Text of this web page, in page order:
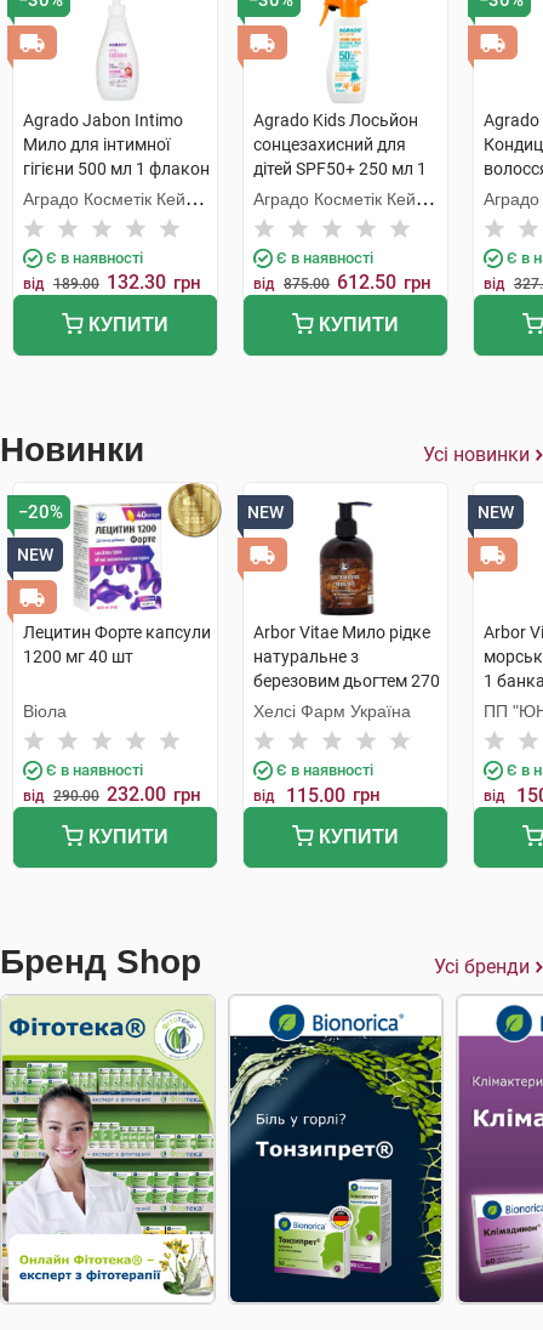
Agrado Jabon Intimo
Мило для інтимної
гігієни 500 мл 1 флакон
Аградо Косметік Кейр
3000 С.Л.У.
Є в наявності
від 189.00 132.30 грн
КУПИТИ
Agrado Kids Лосьйон
сонцезахисний для
дітей SPF50+ 250 мл 1
флакон
Аградо Косметік Кейр
3000 С.Л.У.
Є в наявності
від 875.00 612.50 грн
КУПИТИ
Agrado
900
Аградо
3000
Є в
від
Новинки Усі новинки
−20%
NEW
Лецитин Форте капсули
1200 мг 40 шт
Віола
Є в наявності
від 290.00 232.00 грн
КУПИТИ
NEW
Arbor Vitae Мило рідке
натуральне з
березовим дьогтем 270
г 1 флакон
Хелсі Фарм Україна
Є в наявності
від 115.00 грн
КУПИТИ
NEW
Arbor
1
ПП
Є в
від
Бренд Shop Усі бренди